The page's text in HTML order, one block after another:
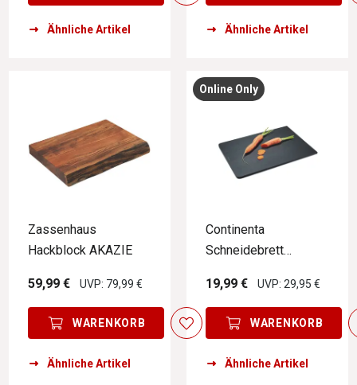
Ähnliche Artikel Ähnliche Artikel
Zassenhaus
Hackblock AKAZIE
59,99 € UVP: 79,99 €
WARENKORB
Ähnliche Artikel
Online Only
Continenta
Schneidebrett
19,99 €
UVP: 29,95 €
WARENKORB
Ähnliche Artikel